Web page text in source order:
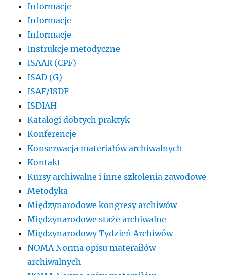
Informacje
Informacje
Informacje
Instrukcje metodyczne
ISAAR (CPF)
ISAD (G)
ISAF/ISDF
ISDIAH
Katalogi dobtych praktyk
Konferencje
Konserwacja materiałów archiwalnych
Kontakt
Kursy archiwalne i inne szkolenia zawodowe
Metodyka
Międzynarodowe kongresy archiwów
Międzynarodowe staże archiwalne
Międzynarodowy Tydzień Archiwów
NOMA Norma opisu materaiłów
archiwalnych